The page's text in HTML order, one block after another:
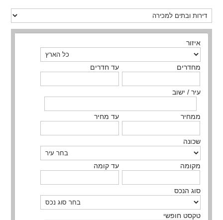
איזור
מחדרים עד חדרים
עיר / ישוב
ממחיר עד מחיר
שכונה
מקומה עד קומה
סוג הנכס
טקסט חופשי